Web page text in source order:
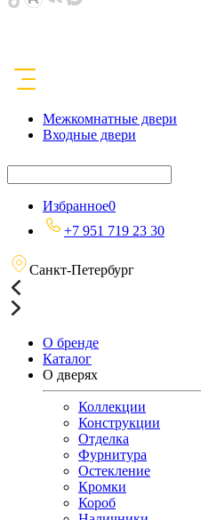
Межкомнатные двери
Входные двери
Избранное0
+7 951 719 23 30
Санкт-Петербург
О бренде
Каталог
О дверях
Коллекции
Конструкции
Отделка
Фурнитура
Остекление
Кромки
Короб